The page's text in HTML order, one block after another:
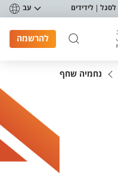
לסגל לידידים עב
להרשמה
נחמיה שחף